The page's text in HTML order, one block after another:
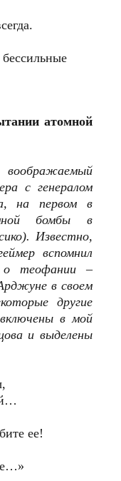
атомной
с генералом
на первом в
бомбы в
Известно,
вспомнил
о теофании –
в своем
другие
в мой
и выделены
ее!